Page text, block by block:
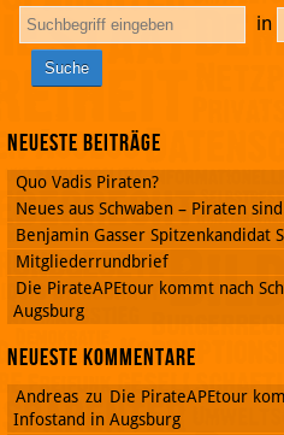
in
Neueste Beiträge
Quo Vadis Piraten?
Neues aus Schwaben – Piraten
Benjamin Gasser Spitzenkandidat
Mitgliederrundbrief
Die PirateAPEtour kommt nach
Augsburg
Neueste Kommentare
Andreas zu Die PirateAPEtour
Infostand in Augsburg